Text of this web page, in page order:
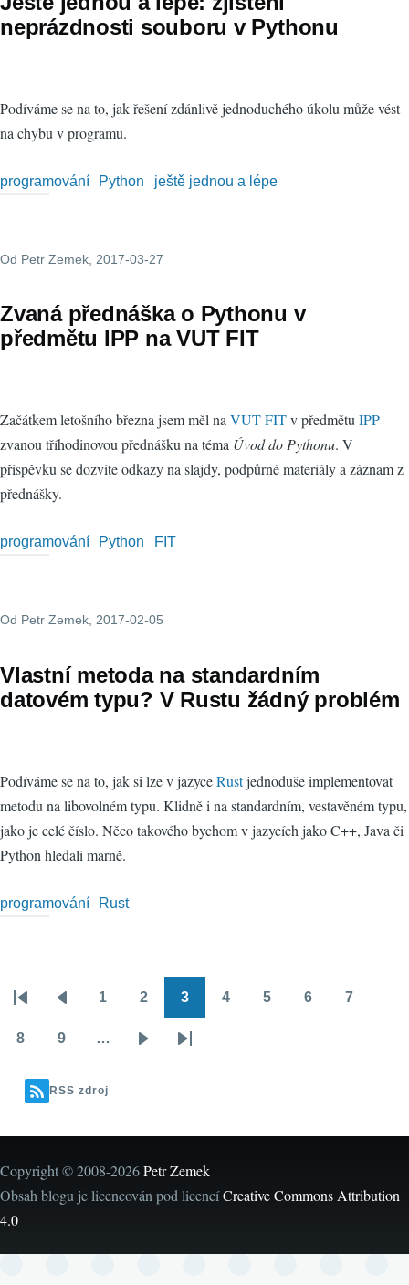
neprázdnosti souboru v Pythonu
Podíváme se na to, jak řešení zdánlivě jednoduchého úkolu může vést
na chybu v programu.
programování Python ještě jednou a lépe
Od Petr Zemek , 2017-03-27
Zvaná přednáška o Pythonu v
předmětu IPP na VUT FIT
Začátkem letošního března jsem měl naVUT FITv předmětuIPP
zvanou tříhodinovou přednášku na téma Úvod do Pythonu. V
příspěvku se dozvíte odkazy na slajdy, podpůrné materiály a záznam z
přednášky.
programování Python FIT
Od Petr Zemek, 2017-02-05
Vlastní metoda na standardním
datovém typu? V Rustu žádný problém
Podíváme se na to, jak si lze v jazyceRustjednoduše implementovat
metodu na libovolném typu. Klidně i na standardním, vestavěném typu,
jako je celé číslo. Něco takového bychom v jazycích jako C++, Java či
Python hledali marně.
programování Rust
Pagination
First
page
Předchozí
stránka
1 2 3 4 5 6 7
8 9 …
NásledujícíPoslední
RSS zdroj
Copyright © 2008-2026Petr Zemek
Obsah blogu je licencován pod licencíCreative Commons Attribution
4.0